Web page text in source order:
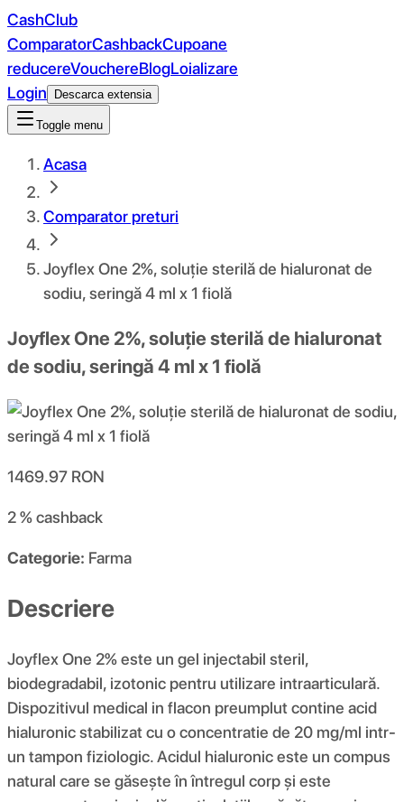
CashClub
ComparatorCashbackCupoane
reducereVouchereBlogLoializare
Login
Descarca extensia
Toggle menu
Acasa
Comparator preturi
Joyflex One 2%, soluție sterilă de hialuronat de
sodiu, seringă 4 ml x 1 fiolă
Joyflex One 2%, soluție sterilă de hialuronat
de sodiu, seringă 4 ml x 1 fiolă
1469.97 RON
2 %cashback
Categorie: Farma
Descriere
Joyflex One 2% este un gel injectabil steril,
biodegradabil, izotonic pentru utilizare intraarticulară.
Dispozitivul medical in flacon preumplut contine acid
hialuronic stabilizat cu o concentratie de 20 mg/ml intr-
un tampon fiziologic. Acidul hialuronic este un compus
natural care se găsește în întregul corp și este